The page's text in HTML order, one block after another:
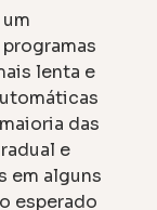
lenta e
das
e
em alguns
esperado